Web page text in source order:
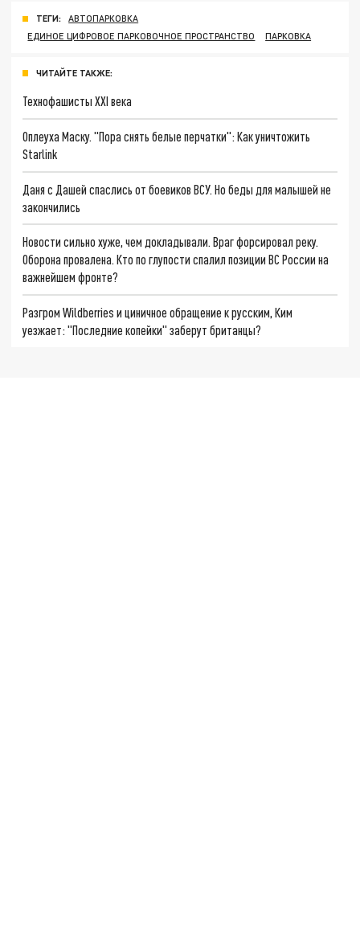
ТЕГИ:
АВТОПАРКОВКА
ЕДИНОЕ ЦИФРОВОЕ ПАРКОВОЧНОЕ ПРОСТРАНСТВО
ПАРКОВКА
ЧИТАЙТЕ ТАКЖЕ:
Технофашисты XXI века
Оплеуха Маску. "Пора снять белые перчатки": Как уничтожить
Starlink
Даня с Дашей спаслись от боевиков ВСУ. Но беды для малышей не
закончились
Новости сильно хуже, чем докладывали. Враг форсировал реку.
Оборона провалена. Кто по глупости спалил позиции ВС России на
важнейшем фронте?
Разгром Wildberries и циничное обращение к русским, Ким
уезжает: "Последние копейки" заберут британцы?